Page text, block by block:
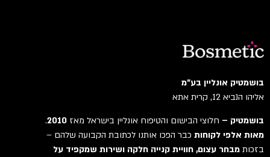
בושמטיק אונליין בע"מ
אליהו הנביא 12, קרית אתא
בושמטיק –חלוצי הבישום והטיפוח אונליין בישראל מאז2010
.
מאות אלפי לקוחותכבר הפכו אותנו לכתובת הקבועה שלהם –
בזכותמבחר עצום, חוויית קנייה חלקה ושירות שמקפיד על